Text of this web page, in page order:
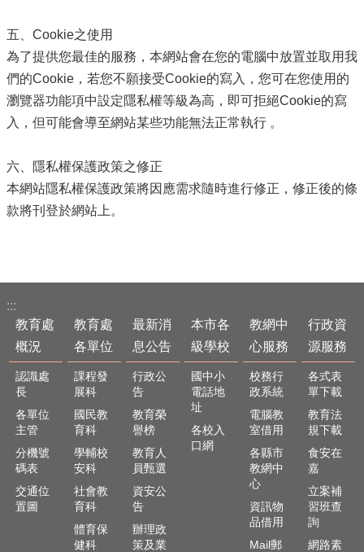
項
網
路
通
報
交
資
訊
詢
嘉
市
政
府
網
站
導
覽
訂
五、Cookie之使用
為了提供您最佳的服務，本網站會在您的電腦中放置並取用我
們的Cookie，若您不願接受Cookie的寫入，您可在您使用的
瀏覽器功能項中設定隱私權等級為高，即可拒絕Cookie的寫
入，但可能會導至網站某些功能無法正常執行 。
六、隱私權保護政策之修正
本網站隱私權保護政策將因應需求隨時進行修正，修正後的條
款將刊登於網站上。
:::
教育處
概況
認識處
長
各單位
主管
分機號
碼表
交通位
置圖
教育處
各單位
課程發
展科
國民教
育科
學輔校
安科
社會教
育科
體育保
健科
最新消
息公告
行政公
告
教育榮
譽榜
教育人
員甄選
資安公
告
辦理政
策及業
本市各
級學校
國中小
電話地
址
各校入
口網
教網中
心服務
校務行
政系統
電腦教
室借用
各縣市
教網中
心
資訊物
品借用
Mail郵
行政資
源服務
各式表
單下載
教育法
規下載
食安在
嘉
立案補
習班查
詢
網路素